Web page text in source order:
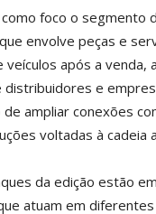
foco o segmento
envolve peças e
veículos após a venda,
distribuidores e
ampliar conexões
voltadas à cadeia
da edição estão
atuam em